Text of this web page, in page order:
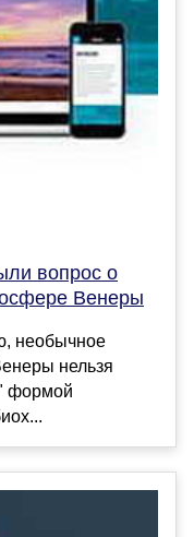
вопрос о
Венеры
необычное
нельзя
формой